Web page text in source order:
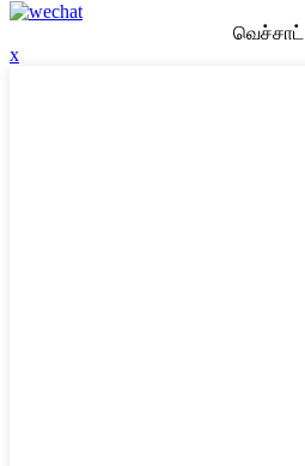
வெச்சாட்
x